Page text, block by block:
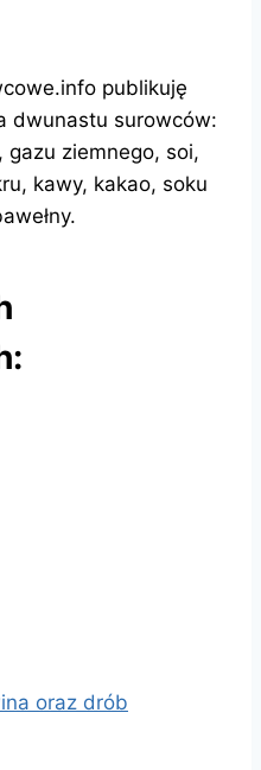
publikuję
dwunastu surowców:
gazu ziemnego, soi,
kawy, kakao, soku
oraz drób